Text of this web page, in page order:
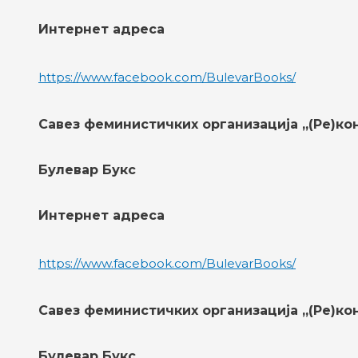
Интернет адреса
https://www.facebook.com/BulevarBooks/
Савез феминистичких организација
Булевар Букс
Интернет адреса
https://www.facebook.com/BulevarBooks/
Савез феминистичких организација